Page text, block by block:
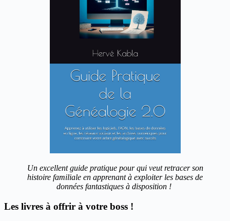
Un excellent guide pratique pour qui veut retracer son
histoire familiale en apprenant à exploiter les bases de
données fantastiques à disposition !
Les livres à offrir à votre boss !